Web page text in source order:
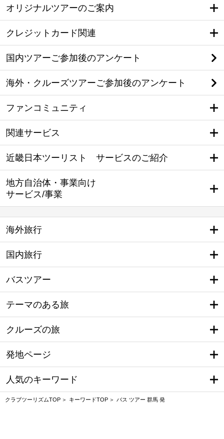
オリジナルツアーのご案内
クレジットカード関連
国内ツアーご参加後のアンケート
海外・クルーズツアーご参加後のアンケート
ファンコミュニティ
関連サービス
近畿日本ツーリスト サービスのご紹介
地方自治体・事業向け
サービス/事業
海外旅行
国内旅行
バスツアー
テーマのある旅
クルーズの旅
発地ページ
人気のキーワード
クラブツーリズムTOP キーワードTOP バス ツアー 群馬 発